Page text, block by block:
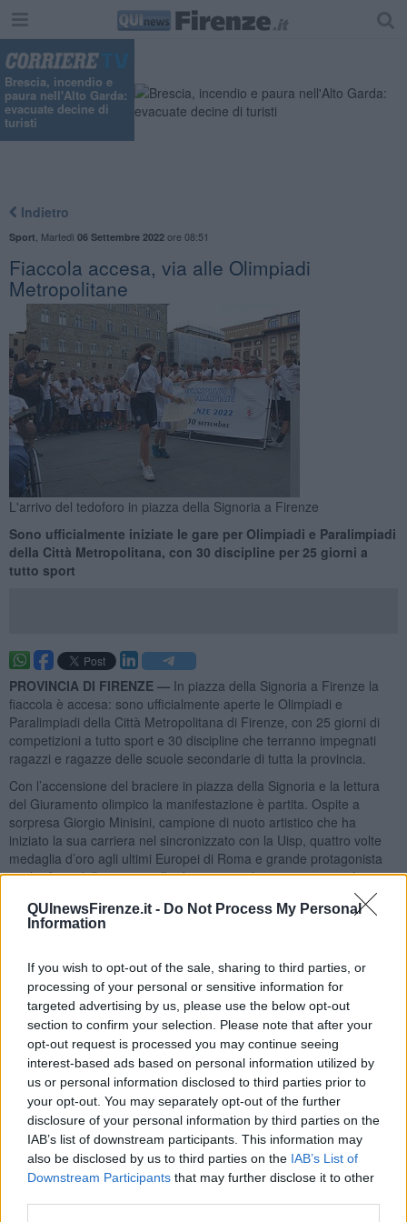
QUInewsFirenze.it - Do Not Process My Personal
Information
If you wish to opt-out of the sale, sharing to third parties, or
processing of your personal or sensitive information for
targeted advertising by us, please use the below opt-out
section to confirm your selection. Please note that after your
opt-out request is processed you may continue seeing
interest-based ads based on personal information utilized by
us or personal information disclosed to third parties prior to
your opt-out. You may separately opt-out of the further
disclosure of your personal information by third parties on the
IAB’s list of downstream participants. This information may
also be disclosed by us to third parties on the IAB’s List of
Downstream Participants that may further disclose it to other
Brescia, incendio e
paura nell'Alto Garda:
evacuate decine di
turisti
Indietro
Sport Martedì 06 Settembre 2022ore 08:51
Fiaccola accesa, via alle Olimpiadi
Metropolitane
L'arrivo del tedoforo in piazza della Signoria a Firenze
Sono ufficialmente iniziate le gare per Olimpiadi e Paralimpiadi
della Città Metropolitana, con 30 discipline per 25 giorni a
tutto sport
PROVINCIA DI FIRENZE — In piazza della Signoria a Firenze la
fiaccola è accesa: sono ufficialmente aperte le Olimpiadi e
Paralimpiadi della Città Metropolitana di Firenze, con 25 giorni di
competizioni a tutto sport e 30 discipline che terranno impegnati
ragazzi e ragazze delle scuole secondarie di tutta la provincia.
Con l’accensione del braciere in piazza della Signoria e la lettura
del Giuramento olimpico la manifestazione è partita. Ospite a
sorpresa Giorgio Minisini, campione di nuoto artistico che ha
iniziato la sua carriera nel sincronizzato con la Uisp, quattro volte
medaglia d’oro agli ultimi Europei di Roma e grande protagonista
anche fuori dalle gare per l’esibizione con la nuotatrice paralimpica
olimpica davvero senza barriere.
“In bocca al lupo a tutti i partecipanti di questa manifestazione che
è anche una festa dello sport e dell’inclusione. Capisco bene
l’impegno e i sacrifici che sono dietro a queste attività, ma le
esperienze e le soddisfazioni che possiamo vivere grazie allo sport
sono uniche e indimenticabili”, ha detto nel suo videomessaggio di
saluto.
La cerimonia inaugurale si è aperta al Parco dei Renai di Signa
dove il sindaco, il consigliere delegato allo sport della Città
Metropolitana di Firenze e il vicepresidente Uisp Marco
Gamannossi, accompagnati dalla filarmonica Giuseppe Verdi,
hanno consegnato la fiaccola olimpica ai tedofori provenienti da
varie società sportive del territorio. La delegazione, guidata dal